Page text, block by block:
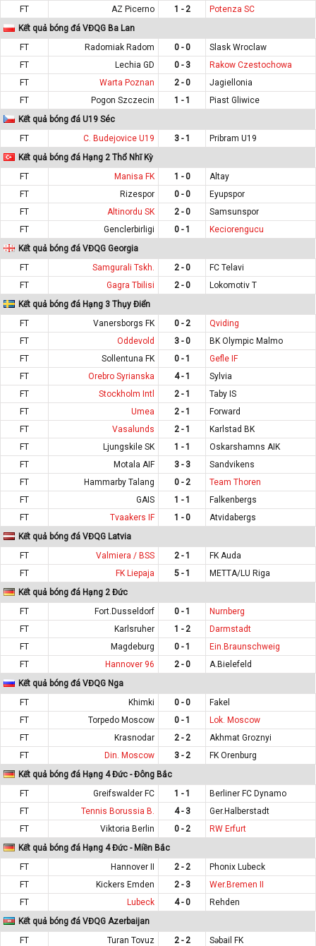
FT AZ Picerno 1 - 2
Potenza SC
Kết quả bóng đá VĐQG Ba Lan
FT
Radomiak Radom 0 - 0
Slask Wroclaw
FT
Lechia GD 0 - 3
Rakow Czestochowa
FT
Warta Poznan 2 - 0
Jagiellonia
FT
Pogon Szczecin 1 - 1
Piast Gliwice
Kết quả bóng đá U19 Séc
FT
C. Budejovice U19 3 - 1
Pribram U19
Kết quả bóng đá Hạng 2 Thổ Nhĩ Kỳ
FT
Manisa FK 1 - 0
Altay
FT
Rizespor 0 - 0
Eyupspor
FT
Altinordu SK 2 - 0
Samsunspor
FT
Genclerbirligi 0 - 1
Keciorengucu
Kết quả bóng đá VĐQG Georgia
FT
Samgurali Tskh. 2 - 0
FC Telavi
FT
Gagra Tbilisi 2 - 0
Lokomotiv T
Kết quả bóng đá Hạng 3 Thụy Điển
FT
Vanersborgs FK 0 - 2
Qviding
FT
Oddevold 3 - 0
BK Olympic Malmo
FT
Sollentuna FK 0 - 1
Gefle IF
FT
Orebro Syrianska 4 - 1
Sylvia
FT
Stockholm Intl 2 - 1
Taby IS
FT
Umea 2 - 1
Forward
FT
Vasalunds 2 - 1
Karlstad BK
FT
Ljungskile SK 1 - 1
Oskarshamns AIK
FT
Motala AIF 3 - 3
Sandvikens
FT
Hammarby Talang 0 - 2
Team Thoren
FT
GAIS 1 - 1
Falkenbergs
FT
Tvaakers IF 1 - 0
Atvidabergs
Kết quả bóng đá VĐQG Latvia
FT
Valmiera / BSS 2 - 1
FK Auda
FT
FK Liepaja 5 - 1
METTA/LU Riga
Kết quả bóng đá Hạng 2 Đức
FT
Fort.Dusseldorf 0 - 1
Nurnberg
FT
Karlsruher 1 - 2
Darmstadt
FT
Magdeburg 0 - 1
Ein.Braunschweig
FT
Hannover 96 2 - 0
A.Bielefeld
Kết quả bóng đá VĐQG Nga
FT
Khimki 0 - 0
Fakel
FT
Torpedo Moscow 0 - 1
Lok. Moscow
FT
Krasnodar 2 - 2
Akhmat Groznyi
FT
Din. Moscow 3 - 2
FK Orenburg
Kết quả bóng đá Hạng 4 Đức - Đông Bắc
FT
Greifswalder FC 1 - 1
Berliner FC Dynamo
FT
Tennis Borussia B. 4 - 3
Ger.Halberstadt
FT
Viktoria Berlin 0 - 2
RW Erfurt
Kết quả bóng đá Hạng 4 Đức - Miền Bắc
FT
Hannover II 2 - 2
Phonix Lubeck
FT
Kickers Emden 2 - 3
Wer.Bremen II
FT
Lubeck 4 - 0
Rehden
Kết quả bóng đá VĐQG Azerbaijan
FT
Turan Tovuz 2 - 2
Səbail FK